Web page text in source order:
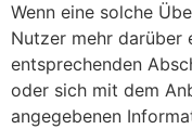
Wenn eine solche
Nutzer mehr darüber
entsprechenden
oder sich mit dem
angegebenen